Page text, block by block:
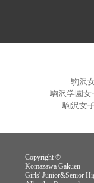
駒沢
駒沢学園女
駒沢女
Copyright ©
Komazawa Gakuen
Girls' Junior&Senior